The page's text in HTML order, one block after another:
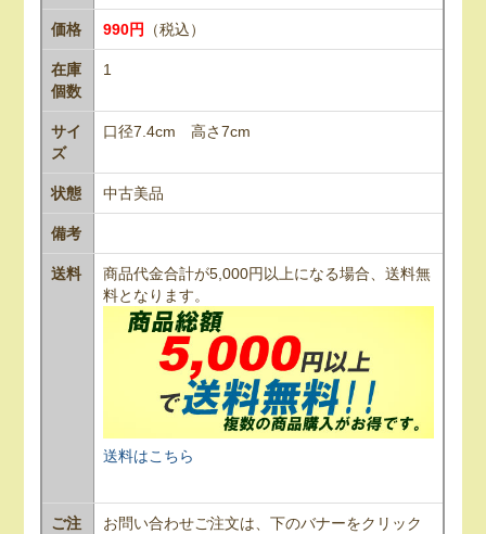
価格 990円 （税込）
在庫
個数
1
サイ
ズ
口径7.4cm 高さ7cm
状態 中古美品
備考
送料
商品代金合計が5,000円以上になる場合、送料無
料となります。
送料はこちら
ご注
お問い合わせご注文は、下のバナーをクリック